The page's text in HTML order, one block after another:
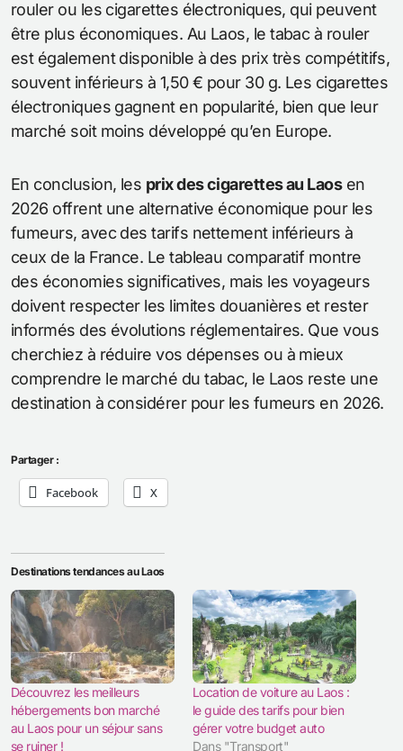
rouler ou les cigarettes électroniques, qui peuvent
être plus économiques. Au Laos, le tabac à rouler
est également disponible à des prix très compétitifs,
souvent inférieurs à 1,50 € pour 30 g. Les cigarettes
électroniques gagnent en popularité, bien que leur
marché soit moins développé qu’en Europe.
En conclusion, les prix des cigarettes au Laosen
2026 offrent une alternative économique pour les
fumeurs, avec des tarifs nettement inférieurs à
ceux de la France. Le tableau comparatif montre
des économies significatives, mais les voyageurs
doivent respecter les limites douanières et rester
informés des évolutions réglementaires. Que vous
cherchiez à réduire vos dépenses ou à mieux
comprendre le marché du tabac, le Laos reste une
destination à considérer pour les fumeurs en 2026.
Partager :
Facebook X
Destinations tendances au Laos
Découvrez les meilleurs
hébergements bon marché
au Laos pour un séjour sans
se ruiner !
Location de voiture au Laos :
le guide des tarifs pour bien
gérer votre budget auto
Dans "Transport"